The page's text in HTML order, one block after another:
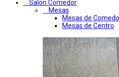
Salon Comedor
Mesas
Mesas de
Mesas de Centro